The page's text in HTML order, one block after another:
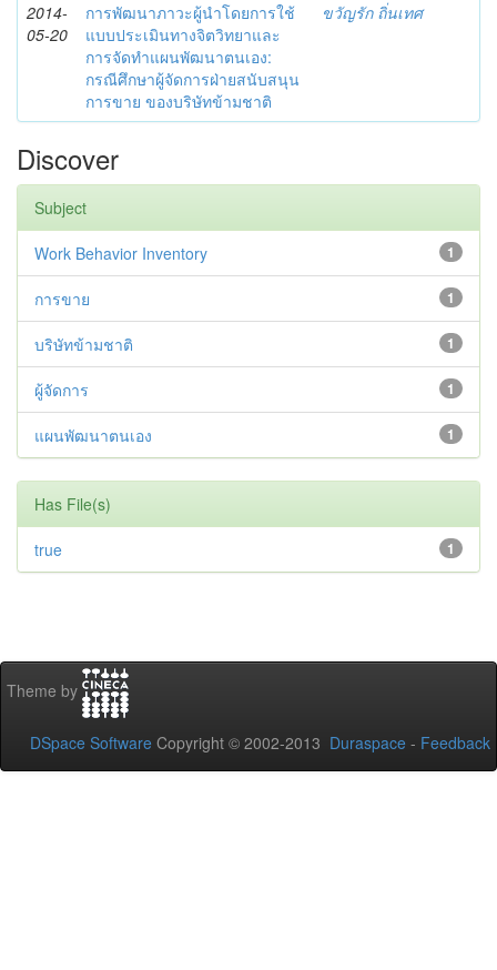
2014-
05-20
การพัฒนาภาวะผู้นำโดยการใช้
แบบประเมินทางจิตวิทยาและ
การจัดทำแผนพัฒนาตนเอง:
กรณีศึกษาผู้จัดการฝ่ายสนับสนุน
การขาย ของบริษัทข้ามชาติ
ขวัญรัก ถิ่นเทศ
Discover
Subject
1
Work Behavior Inventory
1
การขาย
1
บริษัทข้ามชาติ
1
ผู้จัดการ
1
แผนพัฒนาตนเอง
Has File(s)
1
true
Theme by
DSpace Software Copyright © 2002-2013 Duraspace - Feedback